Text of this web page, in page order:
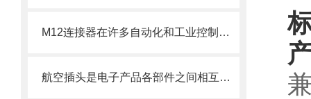
M12连接器在许多自动化和工业控制应用中得到广泛应用
航空插头是电子产品各部件之间相互连接的重要配件